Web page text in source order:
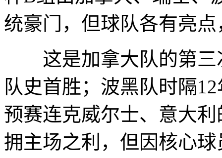
统豪门，但球队各有亮
这是加拿大队的第三
队史首胜；波黑队时隔
预赛连克威尔士、意大
拥主场之利，但因核心